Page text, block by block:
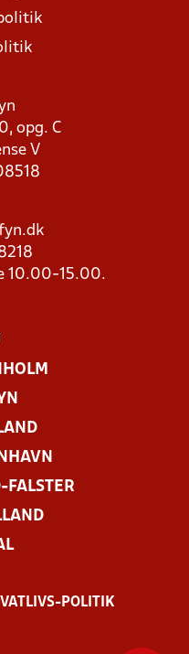
opg. C
V
10.00-15.00.
FALSTER
POLITIK